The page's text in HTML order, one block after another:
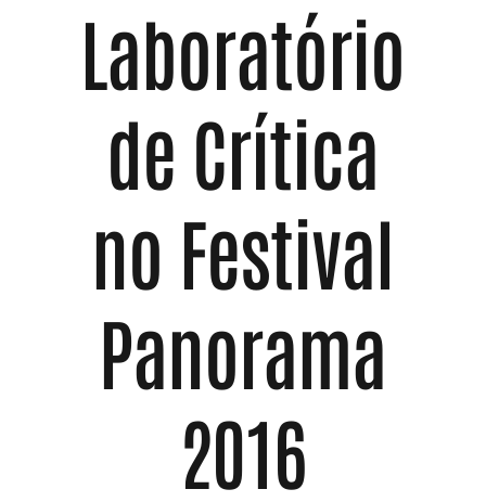
Laboratório
de Crítica
no Festival
Panorama
2016